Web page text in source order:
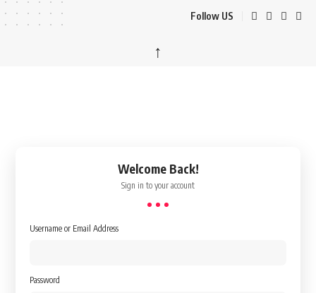
Follow US
↑
Welcome Back!
Sign in to your account
Username or Email Address
Password